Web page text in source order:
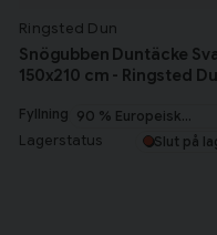
Ringsted Dun
Snögubben Duntäcke
150x210 cm - Ringsted
Fyllning 90 % Europeisk
myskanddun
Lagerstatus Slut på